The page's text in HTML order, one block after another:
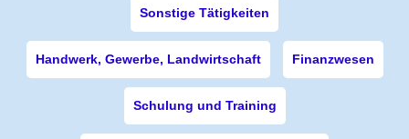
Sonstige Tätigkeiten
Handwerk, Gewerbe, Landwirtschaft Finanzwesen
Schulung und Training